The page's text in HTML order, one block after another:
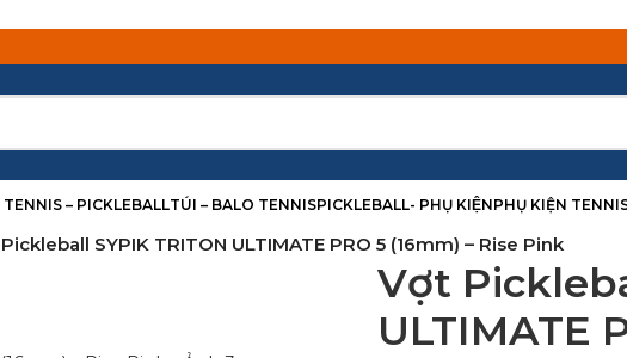
TENNIS – PICKLEBALLTÚI – BALO TENNISPICKLEBALL- PHỤ KIỆNPHỤ KIỆN
SYPIK TRITON ULTIMATE PRO 5 (16mm) – Rise Pink
Vợt
ULTIMATE